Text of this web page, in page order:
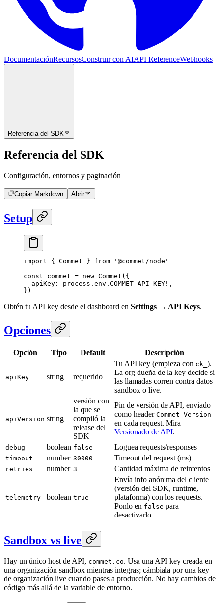
DocumentaciónRecursosConstruir con AIAPI ReferenceWebhooks
Referencia del SDK
Referencia del SDK
Configuración, entornos y paginación
Copiar Markdown Abrir
Setup
import { Commet } from '@commet/node'
const commet = new Commet ({
  apiKey: process.env.
COMMET_API_KEY ! ,
})
Obtén tu API key desde el dashboard en Settings → API Keys.
Opciones
Opción Tipo Default Descripción
apiKey string requerido
Tu API key (empieza con ck_ ).
La org dueña de la key decide si
las llamadas corren contra datos
sandbox o live.
apiVersion string
versión con
la que se
compiló la
release del
SDK
Pin de versión de API, enviado
como header Commet-Version
en cada request. Mira
Versionado de API.
debug boolean false Loguea requests/responses
timeout number 30000 Timeout del request (ms)
retries number 3 Cantidad máxima de reintentos
telemetry boolean true
Envía info anónima del cliente
(versión del SDK, runtime,
plataforma) con los requests.
Ponlo en false para
desactivarlo.
Sandbox vs live
Hay un único host de API, commet.co. Usa una API key creada en
una organización sandbox mientras integras; cámbiala por una key
de organización live cuando pases a producción. No hay cambios de
código más allá de la variable de entorno.